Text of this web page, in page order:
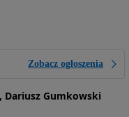
Zobacz ogłoszenia
Dariusz Gumkowski